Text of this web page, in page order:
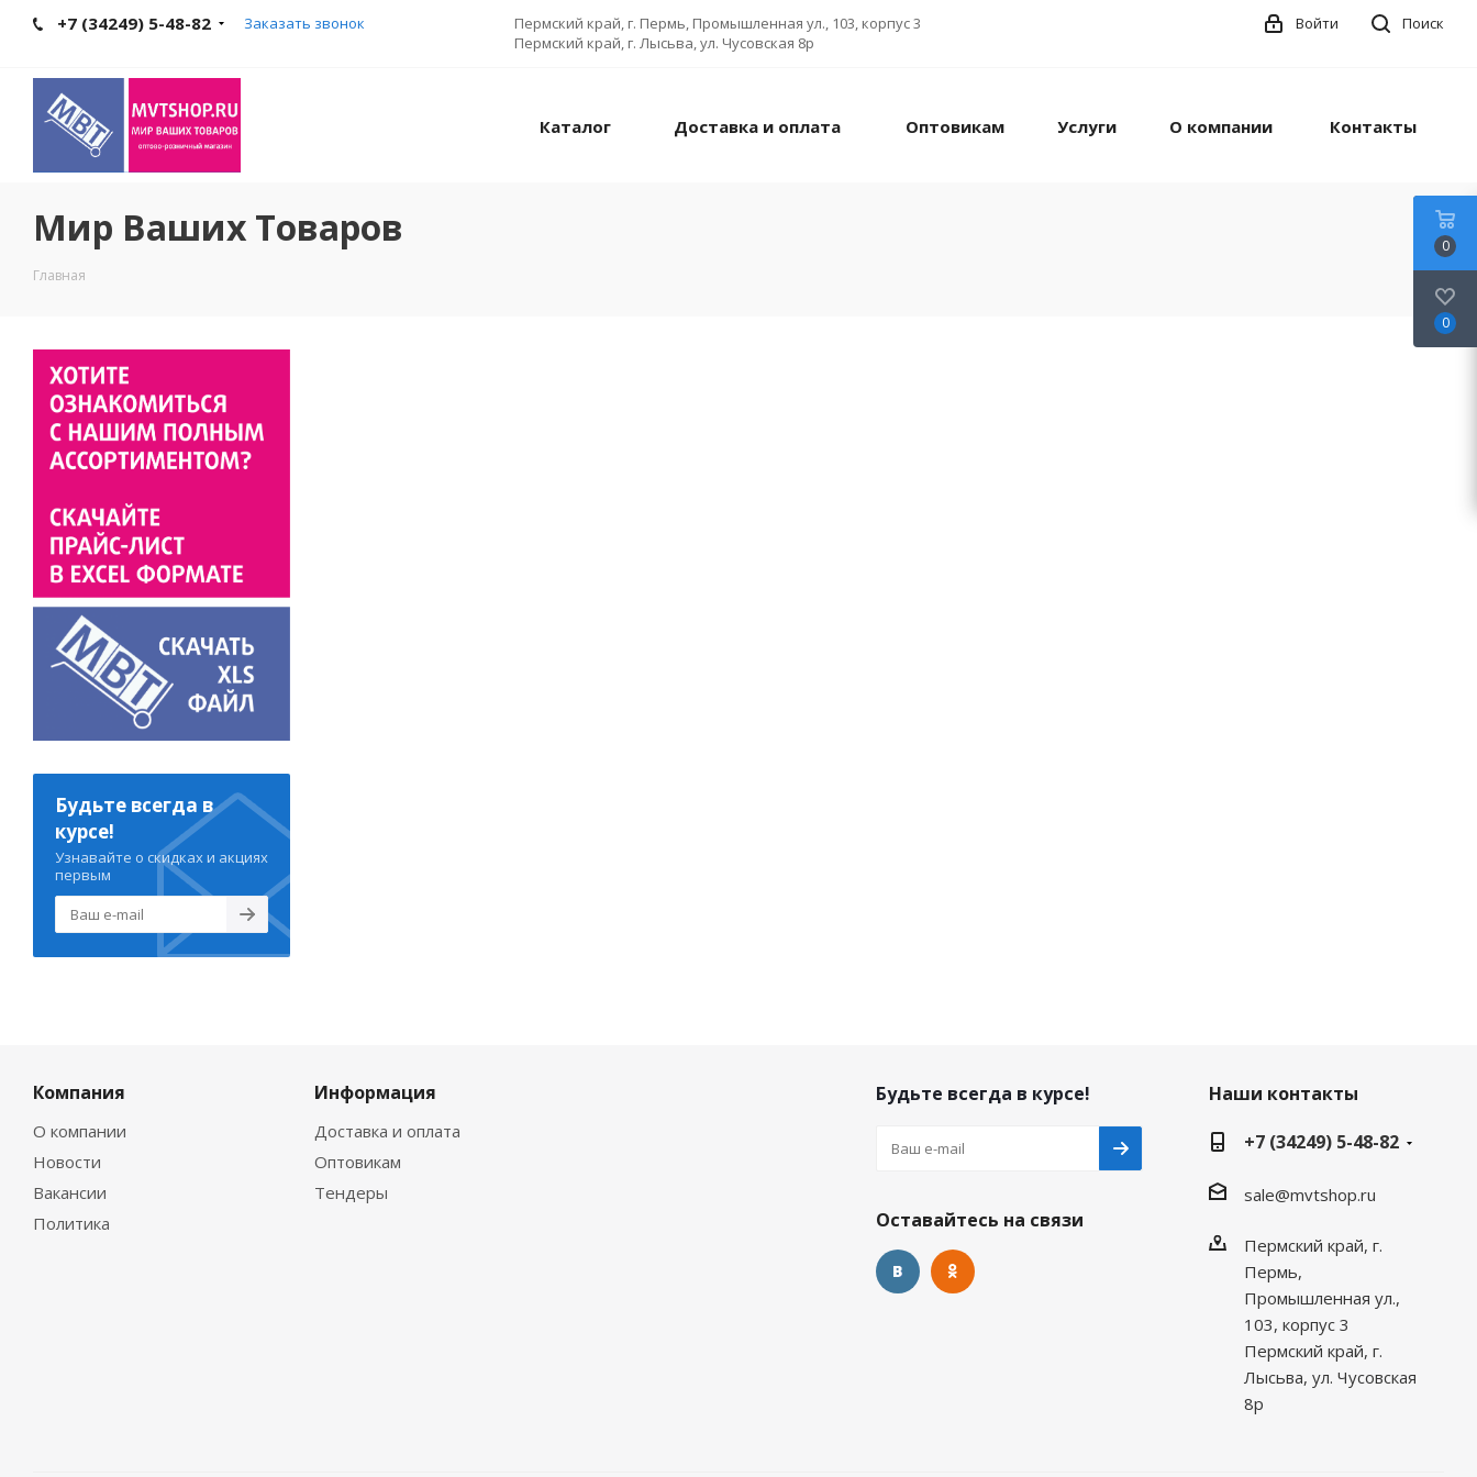
+7 (34249) 5-48-82 Заказать звонок
Пермский край, г. Пермь, Промышленная ул., 103, корпус 3
Пермский край, г. Лысьва, ул. Чусовская 8р
Поиск
Войти
Каталог Доставка и оплата Оптовикам Услуги О компании Контакты
Мир Ваших Товаров
Главная
Будьте всегда в
курсе!
Узнавайте о скидках и акциях
первым
Компания
О компании
Новости
Вакансии
Политика
Информация
Доставка и оплата
Оптовикам
Тендеры
Будьте всегда в курсе!
Оставайтесь на связи
Наши контакты
+7 (34249) 5-48-82
sale@mvtshop.ru
Пермский край, г.
Пермь,
Промышленная ул.,
103, корпус 3
Пермский край, г.
Лысьва, ул. Чусовская
8р
0
0